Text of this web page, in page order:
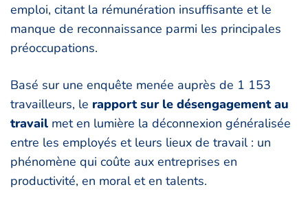
emploi, citant la rémunération insuffisante et le
manque de reconnaissance parmi les principales
préoccupations.
Basé sur une enquête menée auprès de 1 153
travailleurs, le rapport sur le désengagement au
travail met en lumière la déconnexion généralisée
entre les employés et leurs lieux de travail : un
phénomène qui coûte aux entreprises en
productivité, en moral et en talents.